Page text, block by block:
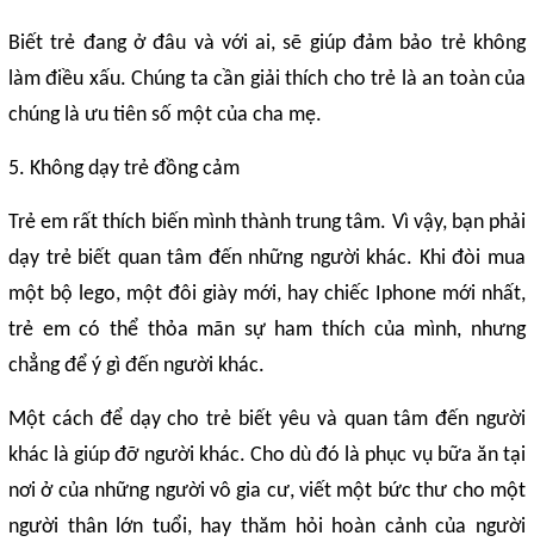
Biết trẻ đang ở đâu và với ai, sẽ giúp đảm bảo trẻ không
làm điều xấu. Chúng ta cần giải thích cho trẻ là an toàn của
chúng là ưu tiên số một của cha mẹ.
5. Không dạy trẻ đồng cảm
Trẻ em rất thích biến mình thành trung tâm. Vì vậy, bạn phải
dạy trẻ biết quan tâm đến những người khác. Khi đòi mua
một bộ lego, một đôi giày mới, hay chiếc Iphone mới nhất,
trẻ em có thể thỏa mãn sự ham thích của mình, nhưng
chẳng để ý gì đến người khác.
Một cách để dạy cho trẻ biết yêu và quan tâm đến người
khác là giúp đỡ người khác. Cho dù đó là phục vụ bữa ăn tại
nơi ở của những người vô gia cư, viết một bức thư cho một
người thân lớn tuổi, hay thăm hỏi hoàn cảnh của người